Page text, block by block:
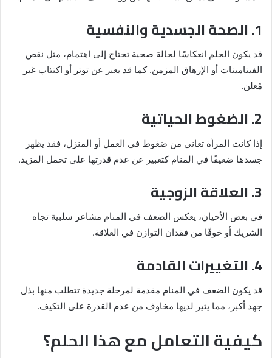
1. الصحة الجسدية والنفسية
قد يكون الحلم انعكاسًا لحالة صحية تحتاج إلى اهتمام، مثل نقص
الفيتامينات أو الإرهاق المزمن. كما قد يعبر عن توتر أو اكتئاب غير
مُعلن.
2. الضغوط الحياتية
إذا كانت المرأة تعاني من ضغوط في العمل أو المنزل، فقد يظهر
جسدها ضعيفًا في المنام كتعبير عن عدم قدرتها على تحمل المزيد.
3. العلاقة الزوجية
في بعض الأحيان، يعكس الضعف في المنام مشاعر سلبية تجاه
الشريك أو خوفًا من فقدان التوازن في العلاقة.
4. التغييرات القادمة
قد يكون الضعف في المنام مقدمة لمرحلة جديدة تتطلب منها بذل
جهد أكبر، مما يثير لديها مخاوف من عدم القدرة على التكيف.
كيفية التعامل مع هذا الحلم؟